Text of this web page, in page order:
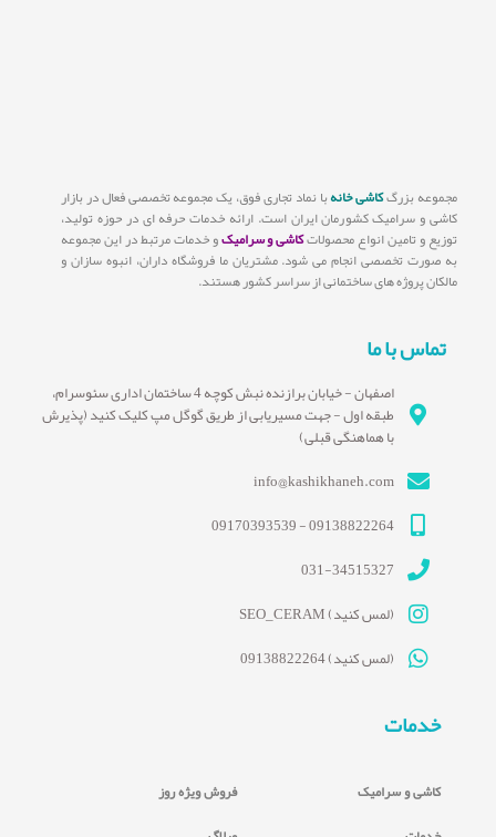
مجموعه بزرگکاشی خانهبا نماد تجاری فوق، یک مجموعه تخصصی فعال در بازار
کاشی و سرامیک کشورمان ایران است. ارائه خدمات حرفه ای در حوزه تولید،
توزیع و تامین انواع محصولاتکاشی و سرامیکو خدمات مرتبط در این مجموعه
به صورت تخصصی انجام می شود. مشتریان ما فروشگاه داران، انبوه سازان و
مالکان پروژه های ساختمانی از سراسر کشور هستند.
تماس با ما
اصفهان - خیابان برازنده نبش کوچه 4 ساختمان اداری سئوسرام،
طبقه اول - جهت مسیریابی از طریق گوگل مپ کلیک کنید (پذیرش
با هماهنگی قبلی)
info@kashikhaneh.com
09138822264 - 09170393539
031-34515327
(لمس کنید) SEO_CERAM
(لمس کنید) 09138822264
خدمات
کاشی و سرامیک فروش ویژه روز